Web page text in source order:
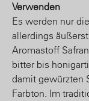
Verwenden
Es werden nur
allerdings
Aromastoff
bitter bis
damit gewürzten
Farbton. Im